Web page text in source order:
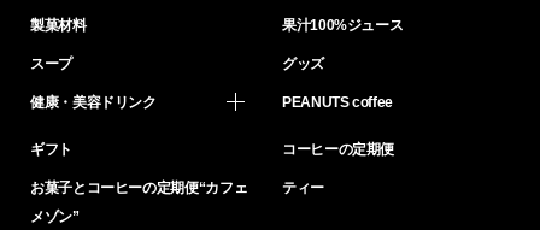
製菓材料 果汁100%ジュース
スープ グッズ
健康・美容ドリンク PEANUTS coffee
ギフト コーヒーの定期便
お菓子とコーヒーの定期便“カフェ
メゾン”
ティー